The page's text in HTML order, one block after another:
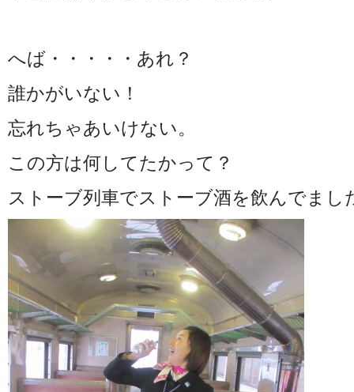
へば・・・・・あれ？
誰かがいない！
忘れちゃあいけない。
この方は何してたかって？
ストーブ列車でストーブ酒を飲んでまし